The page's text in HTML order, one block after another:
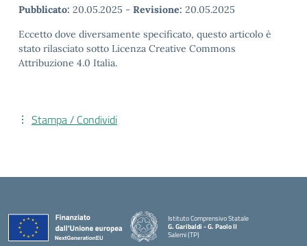
Pubblicato: 20.05.2025 - Revisione: 20.05.2025
Eccetto dove diversamente specificato, questo articolo è
stato rilasciato sotto Licenza Creative Commons
Attribuzione 4.0 Italia.
Stampa / Condividi
Istituto Comprensivo Statale
G. Garibaldi - G. Paolo II
Salemi (TP)